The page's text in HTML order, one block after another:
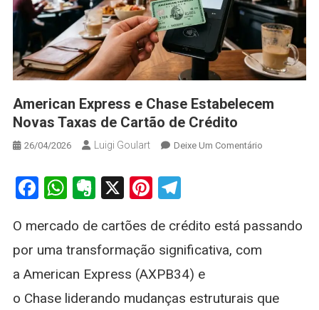
American Express e Chase Estabelecem
Novas Taxas de Cartão de Crédito
26/04/2026 Luigi Goulart Deixe Um ComentárioOn
Estabelecem
Facebook
WhatsApp
Evernote
X Pinterest
O mercado de cartões de crédito está passando
por uma transformação significativa, com
a American Express (AXPB34) e
o Chase liderando mudanças estruturais que